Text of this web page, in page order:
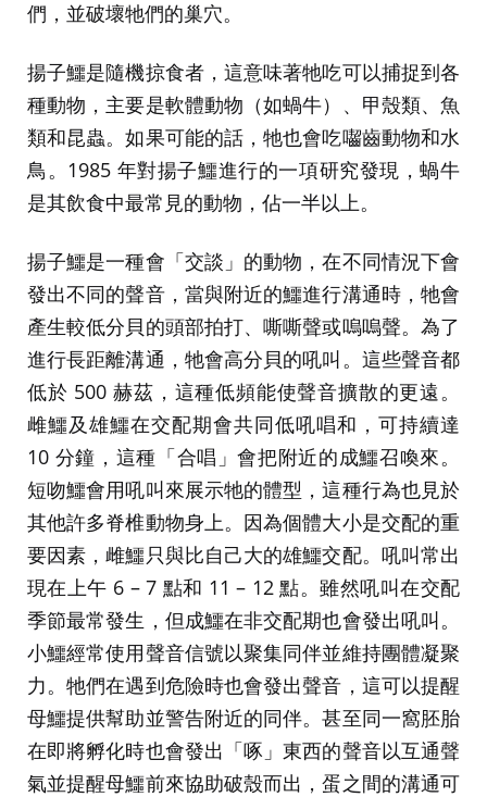
們，並破壞牠們的巢穴。
揚子鱷是隨機掠食者，這意味著牠吃可以捕捉到各
種動物，主要是軟體動物（如蝸牛）、甲殼類、魚
類和昆蟲。如果可能的話，牠也會吃囓齒動物和水
鳥。1985 年對揚子鱷進行的一項研究發現，蝸牛
是其飲食中最常見的動物，佔一半以上。
揚子鱷是一種會「交談」的動物，在不同情況下會
發出不同的聲音，當與附近的鱷進行溝通時，牠會
產生較低分貝的頭部拍打、嘶嘶聲或嗚嗚聲。為了
進行長距離溝通，牠會高分貝的吼叫。這些聲音都
低於 500 赫茲，這種低頻能使聲音擴散的更遠。
雌鱷及雄鱷在交配期會共同低吼唱和，可持續達
10 分鐘，這種「合唱」會把附近的成鱷召喚來。
短吻鱷會用吼叫來展示牠的體型，這種行為也見於
其他許多脊椎動物身上。因為個體大小是交配的重
要因素，雌鱷只與比自己大的雄鱷交配。吼叫常出
現在上午 6 – 7 點和 11 – 12 點。雖然吼叫在交配
季節最常發生，但成鱷在非交配期也會發出吼叫。
小鱷經常使用聲音信號以聚集同伴並維持團體凝聚
力。牠們在遇到危險時也會發出聲音，這可以提醒
母鱷提供幫助並警告附近的同伴。甚至同一窩胚胎
在即將孵化時也會發出「啄」東西的聲音以互通聲
氣並提醒母鱷前來協助破殼而出，蛋之間的溝通可